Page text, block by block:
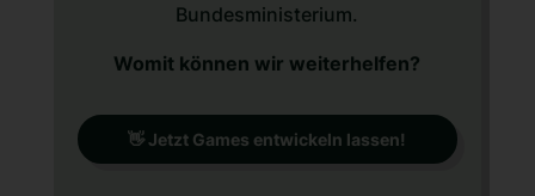
Bundesministerium.
Womit können wir weiterhelfen?
👋 Jetzt Games entwickeln lassen!